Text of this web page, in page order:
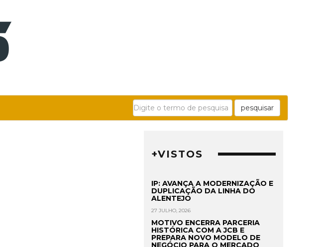
pesquisar
+VISTOS
IP: AVANÇA A MODERNIZAÇÃO E
DUPLICAÇÃO DA LINHA DO
ALENTEJO
27 JULHO, 2026
MOTIVO ENCERRA PARCERIA
HISTÓRICA COM A JCB E
PREPARA NOVO MODELO DE
NEGÓCIO PARA O MERCADO